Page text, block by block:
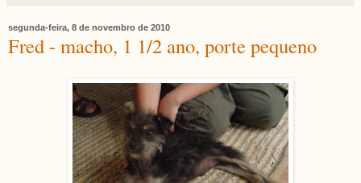
segunda-feira, 8 de novembro de 2010
Fred - macho, 1 1/2 ano, porte pequeno